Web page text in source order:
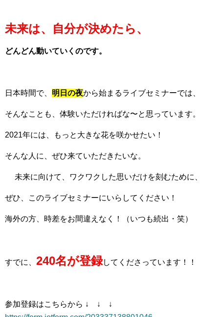
未来は、自分が決めたら、
どんどん動いていくのです。
日本時間で、 明日の夜から始まるライブセミナーでは、
そんなことも、体験いただければな〜と思っています。
2021年には、もっと大きな花を咲かせたい！
そんな人に、ぜひ来ていただきたいな。
未来に向けて、ワクワクした思いだけを刻むために、
ぜひ、このライブセミナーにいらしてください！
海外の方、時差をお間違えなく！（いつも続出・笑）
すでに、 240名が登録してくださっています！！
参加登録はこちらから ↓ ↓ ↓